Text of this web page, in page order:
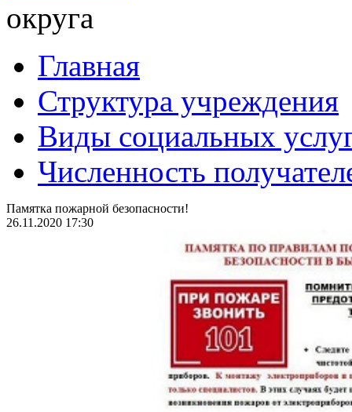
округа
Главная
Структура учреждения
Виды социальных
Численность
Памятка пожарной безопасности!
26.11.2020 17:30